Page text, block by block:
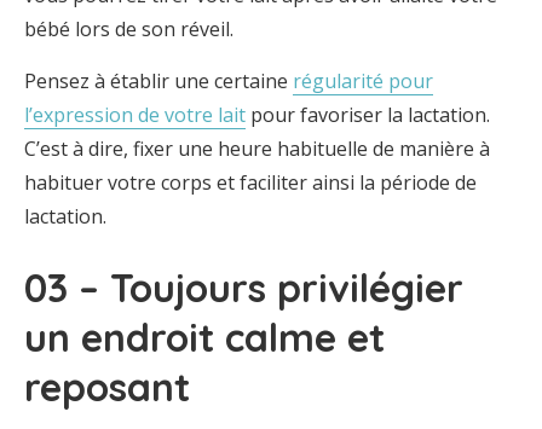
bébé lors de son réveil.
Pensez à établir une certaine régularité pour
l’expression de votre lait pour favoriser la lactation.
C’est à dire, fixer une heure habituelle de manière à
habituer votre corps et faciliter ainsi la période de
lactation.
03 – Toujours privilégier
un endroit calme et
reposant